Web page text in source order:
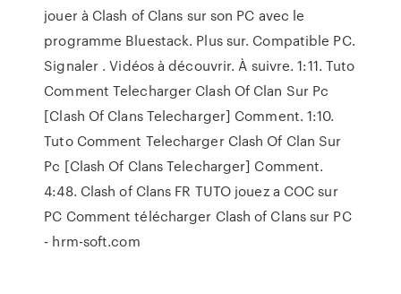
jouer à Clash of Clans sur son PC avec le
programme Bluestack. Plus sur. Compatible PC.
Signaler . Vidéos à découvrir. À suivre. 1:11. Tuto
Comment Telecharger Clash Of Clan Sur Pc
[Clash Of Clans Telecharger] Comment. 1:10.
Tuto Comment Telecharger Clash Of Clan Sur
Pc [Clash Of Clans Telecharger] Comment.
4:48. Clash of Clans FR TUTO jouez a COC sur
PC Comment télécharger Clash of Clans sur PC
- hrm-soft.com